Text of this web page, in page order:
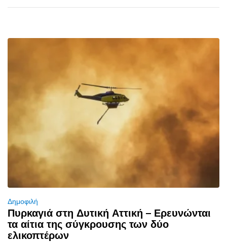
Δημοφιλή
Πυρκαγιά στη Δυτική Αττική – Ερευνώνται
τα αίτια της σύγκρουσης των δύο
ελικοπτέρων